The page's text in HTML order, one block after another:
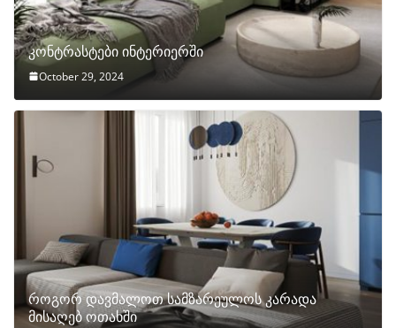
კონტრასტები ინტერიერში
October 29, 2024
როგორ დავმალოთ სამზარეულოს კარადა
მისაღებ ოთახში